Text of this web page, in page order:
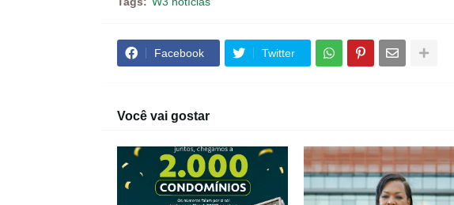
Facebook Twitter
Você vai gostar